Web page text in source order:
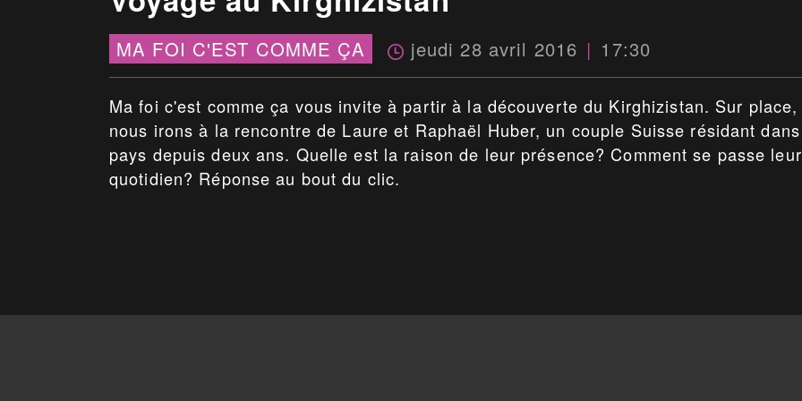
MA FOI C'EST COMME ÇA jeudi 28 avril 2016 17:30
Ma foi c'est comme ça vous invite à partir à la découverte du Kirghizistan. Sur place,
nous irons à la rencontre de Laure et Raphaël Huber, un couple Suisse résidant
pays depuis deux ans. Quelle est la raison de leur présence? Comment se passe leur
quotidien? Réponse au bout du clic.